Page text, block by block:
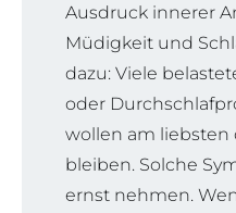
Ausdruck innerer
Müdigkeit und
dazu: Viele
oder
wollen am liebsten
bleiben. Solche
ernst nehmen.